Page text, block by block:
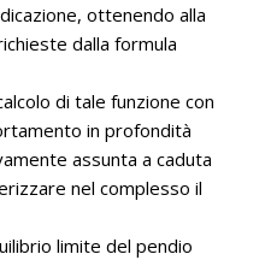
ottenendo alla
dalla formula
di tale funzione con
in profondità
assunta a caduta
nel complesso il
limite del pendio